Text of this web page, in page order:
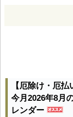
【厄除け・厄払
今月2026年8月
レンダー